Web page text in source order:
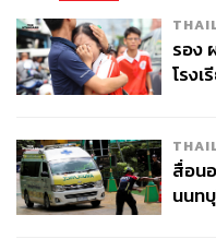
ไม่นับทีมสตาฟฟ์ชุดปัจจุบั
เกือบยกชุด
นั่นเป็นเหตุผลที่ทำให้ทางด้
มาเพื่อ ‘ปรับโครงสร้าง’
รอง
โรง
สื่อน
นนท